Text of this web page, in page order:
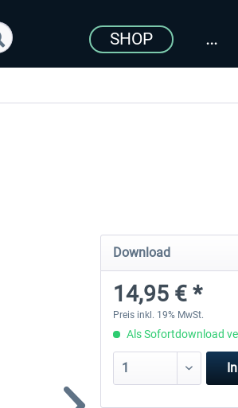
SHOP
Download
14,95 € *
Preis inkl. 19% MwSt.
Als Sofortdownload